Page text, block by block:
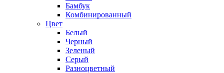
Бамбук
Комбинированный
Цвет
Белый
Черный
Зеленый
Серый
Разноцветный